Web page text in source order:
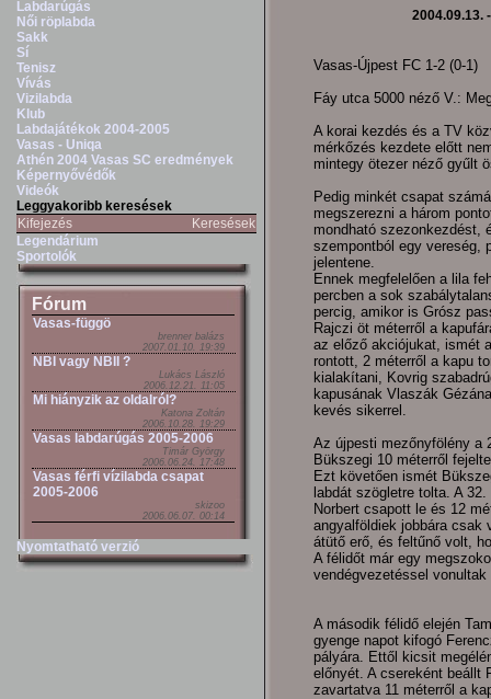
Labdarúgás
Női röplabda
Sakk
Sí
Tenisz
Vívás
Vizilabda
Klub
Labdajátékok 2004-2005
Vasas - Uniqa
Athén 2004 Vasas SC eredmények
Képernyővédők
Videók
Leggyakoribb keresések
Kifejezés
Keresések
Legendárium
Sportolók
Fórum
Vasas-függö
brenner balázs
2007.01.10. 19:39
NBI vagy NBII ?
Lukács László
2006.12.21. 11:05
Mi hiányzik az oldalról?
Katona Zoltán
2006.10.28. 19:29
Vasas labdarúgás 2005-2006
Timár György
2006.06.24. 17:48
Vasas férfi vízilabda csapat
2005-2006
skizoo
2006.06.07. 00:14
Nyomtatható verzió
2004.09.13.
Vasas-Újpest FC 1-2 (0-1)
Fáy utca 5000 néző V.:
A korai kezdés és a TV
mérkőzés kezdete előtt
mintegy ötezer néző gyűlt
Pedig minkét csapat
megszerezni a három
mondható szezonkezdést,
szempontból egy vereség,
jelentene.
Ennek megfelelően a lila
percben a sok
percig, amikor is Grósz
Rajczi öt méterről a
az előző akciójukat, ismét
rontott, 2 méterről a kapu
kialakítani, Kovrig
kapusának Vlaszák
kevés sikerrel.
Az újpesti mezőnyfölény a
Bükszegi 10 méterről
Ezt követően ismét
labdát szögletre tolta. A
Norbert csapott le és 12
angyalföldiek jobbára csak
átütő erő, és feltűnő volt,
A félidőt már egy
vendégvezetéssel
A második félidő elején
gyenge napot kifogó
pályára. Ettől kicsit
előnyét. A csereként beállt
zavartatva 11 méterről a